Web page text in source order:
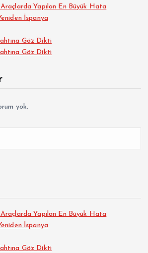
Yapılan En Büyük Hata
İspanya
Göz Dikti
Göz Dikti
yok.
Yapılan En Büyük Hata
İspanya
Göz Dikti